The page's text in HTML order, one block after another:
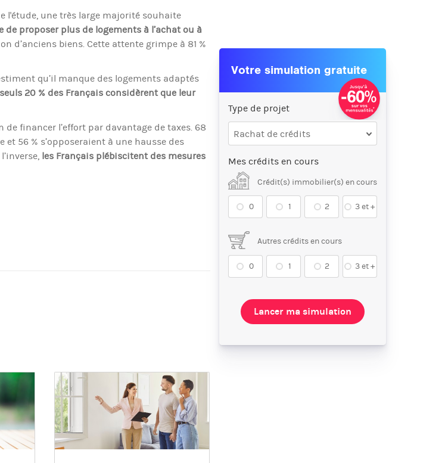
l'étude, une très large majorité souhaite
proposer plus de logements à l’achat ou à
d’anciens biens. Cette attente grimpe à 81 %
qu’il manque des logements adaptés
seuls 20 % des Français considèrent que leur
financer l’effort par davantage de taxes. 68
56 % s’opposeraient à une hausse des
l’inverse, les Français plébiscitent des mesures
Votre simulation gratuite
Type de projet
Rachat de crédits
Mes crédits en cours
Crédit(s) immobilier(s) en cours
0 1 2 3 et +
Autres crédits en cours
0 1 2 3 et +
Lancer ma simulation